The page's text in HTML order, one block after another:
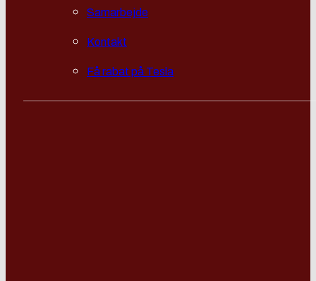
Samarbejde
Kontakt
Få rabat på Tesla